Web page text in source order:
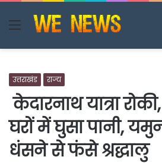
Menu
उत्तराखंड राज्य
केदारनाथ यात्रा
घरों में घुसा पानी,
धंसने से फंसे श्रद्धालु